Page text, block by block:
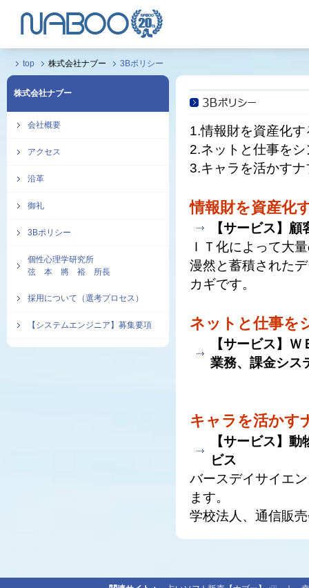
top 株式会社ナブー 3Bポリシー
株式会社ナブー
会社概要
アクセス
沿革
御礼
3Bポリシー
個性心理学研究所
弦 本 將 裕 所長
採用について（選考プロセス）
【システムエンジニア】募集要項
1.情報財を資産化
2.ネットと仕事を
3.キャラを活かすナ
情報財を資産化
【サービス】
ＩＴ化によって大
漫然と蓄積された
カギです。
ネットと仕事を
【サービス】
業務、課金シス
キャラを活かす
【サービス】
ビス
バースデイサイエ
ます。
学校法人、通信販